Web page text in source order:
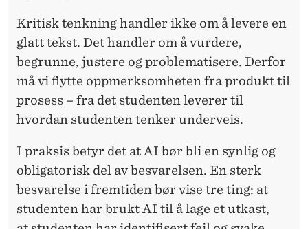
Kritisk tenkning handler ikke om å levere en
glatt tekst. Det handler om å vurdere,
begrunne, justere og problematisere. Derfor
må vi flytte oppmerksomheten fra produkt til
prosess – fra det studentenleverer til
hvordan studententenker underveis.
I praksis betyr det at AI bør bli en synlig og
obligatorisk del av besvarelsen. En sterk
besvarelse i fremtiden bør vise tre ting: at
studentenhar brukt AI til å lage et utkast,